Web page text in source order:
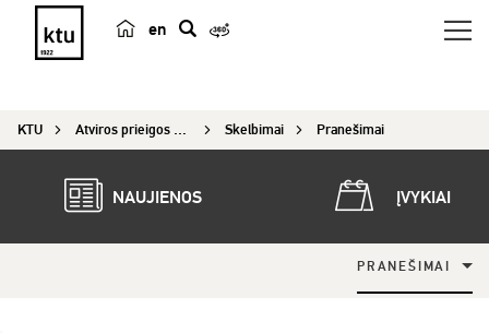
en
e
k
KTU Atviros prieigos centras Skelbimai Pranešimai
NAUJIENOS ĮVYKIAI
PRANEŠIMAI